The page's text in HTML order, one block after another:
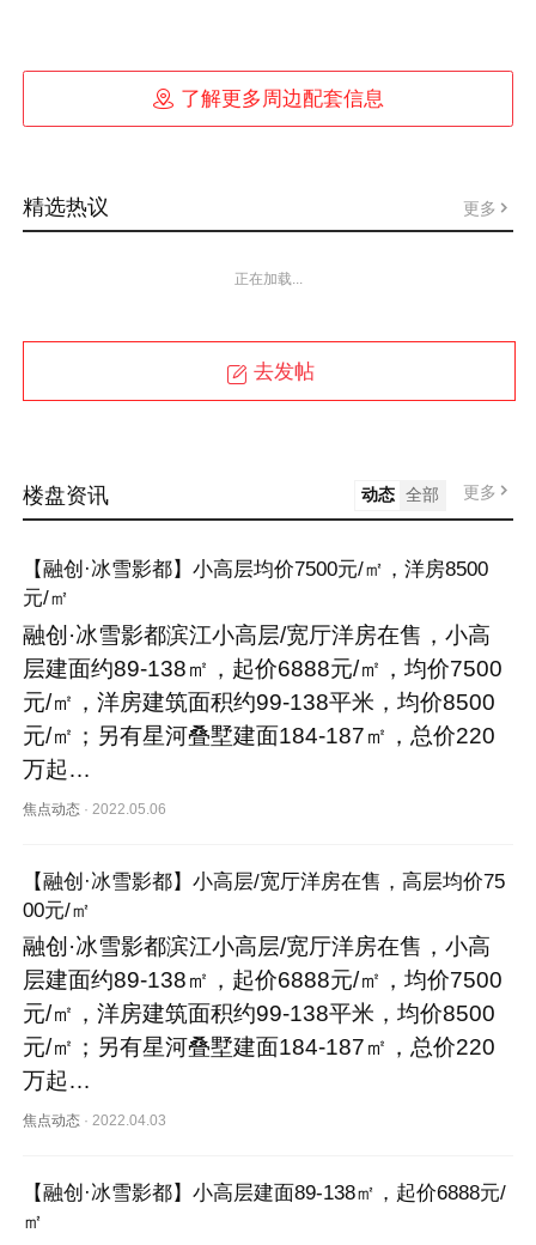
 了解更多周边配套信息
精选热议 更多
正在加载...
去发帖
楼盘资讯 动态 全部 更多
【融创·冰雪影都】小高层均价7500元/㎡，洋房8500
元/㎡
融创·冰雪影都滨江小高层/宽厅洋房在售，小高
层建面约89-138㎡，起价6888元/㎡，均价7500
元/㎡，洋房建筑面积约99-138平米，均价8500
元/㎡；另有星河叠墅建面184-187㎡，总价220
万起…
焦点动态 · 2022.05.06
【融创·冰雪影都】小高层/宽厅洋房在售，高层均价75
00元/㎡
融创·冰雪影都滨江小高层/宽厅洋房在售，小高
层建面约89-138㎡，起价6888元/㎡，均价7500
元/㎡，洋房建筑面积约99-138平米，均价8500
元/㎡；另有星河叠墅建面184-187㎡，总价220
万起…
焦点动态 ·2022.04.03
【融创·冰雪影都】小高层建面89-138㎡，起价6888元/
㎡